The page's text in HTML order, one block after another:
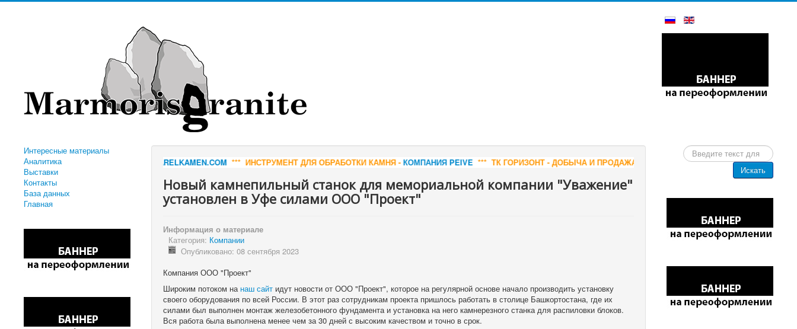
Интересные материалы
Аналитика
Выставки
Контакты
База данных
Главная
KARELKAMEN.COM *** ИНСТРУМЕНТ ДЛЯ ОБРАБОТКИ КАМНЯ -КОМПАНИЯ PEIVE*** ТК ГОРИЗОНТ - ДОБЫЧА И ПРОДАЖА ГРАНИТНЫХ БЛОКОВ В КАРЕЛИИ. ГРАНИТНЫЕ БЛОКИ НАПРЯМУЮ
Новый камнепильный станок для мемориальной компании "Уважение"
установлен в Уфе силами ООО "Проект"
Информация о материале
Категория: Компании
Опубликовано: 08 сентября 2023
Компания ООО "Проект"
Широким потоком на наш сайт идут новости от ООО "Проект", которое на регулярной основе начало производить установку
своего оборудования по всей России. В этот раз сотрудникам проекта пришлось работать в столице Башкортостана, где их
силами был выполнен монтаж железобетонного фундамента и установка на него камнерезного станка для распиловки блоков.
Вся работа была выполнена менее чем за 30 дней с высоким качеством и точно в срок.
Искать...
Искать